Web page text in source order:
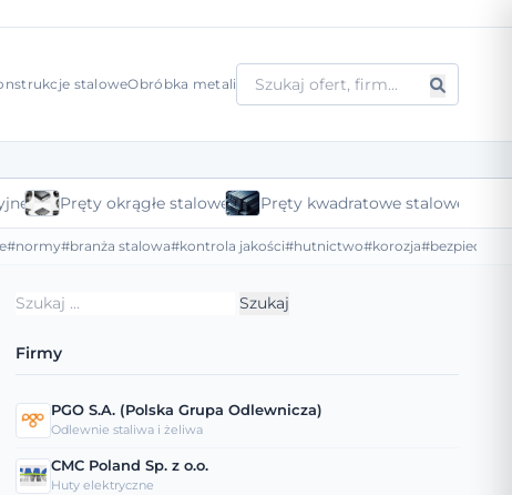
staloweObróbka metali
Pręty okrągłe stalowe Pręty kwadratowe stalowe
#normy#branża stalowa#kontrola jakości#hutnictwo#korozja
Szukaj:
Firmy
PGO S.A. (Polska Grupa Odlewnicza)
Odlewnie staliwa i żeliwa
CMC Poland Sp. z o.o.
Huty elektryczne